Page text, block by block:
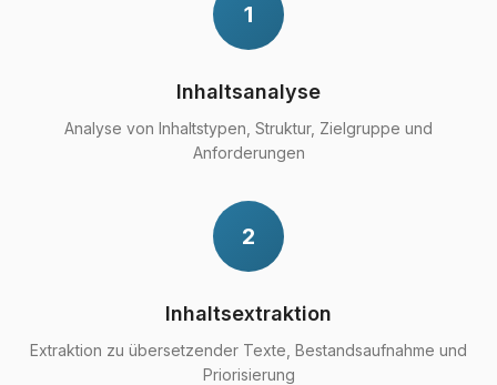
1
Inhaltsanalyse
Analyse von Inhaltstypen, Struktur, Zielgruppe und
Anforderungen
2
Inhaltsextraktion
Extraktion zu übersetzender Texte, Bestandsaufnahme und
Priorisierung